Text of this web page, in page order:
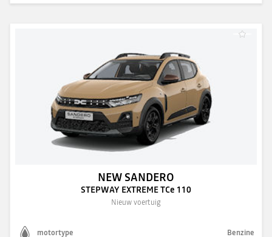
NEW SANDERO
STEPWAY EXTREME TCe 110
Nieuw voertuig
motortype Benzine